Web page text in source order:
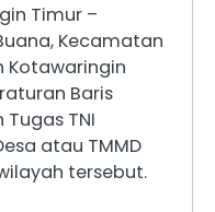
Timur –
Kecamatan
Kotawaringin
Baris
Tugas TNI
atau TMMD
tersebut.